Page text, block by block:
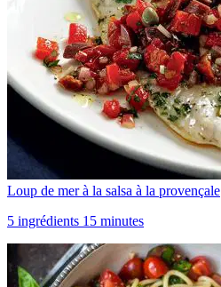
Loup de mer à la salsa à la provençale
5 ingrédients 15 minutes